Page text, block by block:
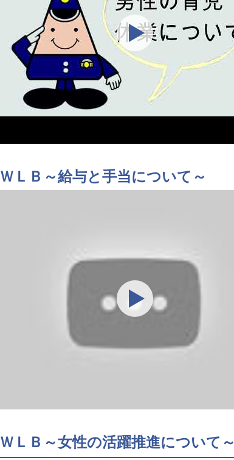
ＷＬＢ～給与と手当について～
ＷＬＢ～女性の活躍推進について～